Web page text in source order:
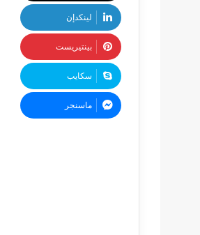
لينكدإن
بينتيريست
سكايب
ماسنجر